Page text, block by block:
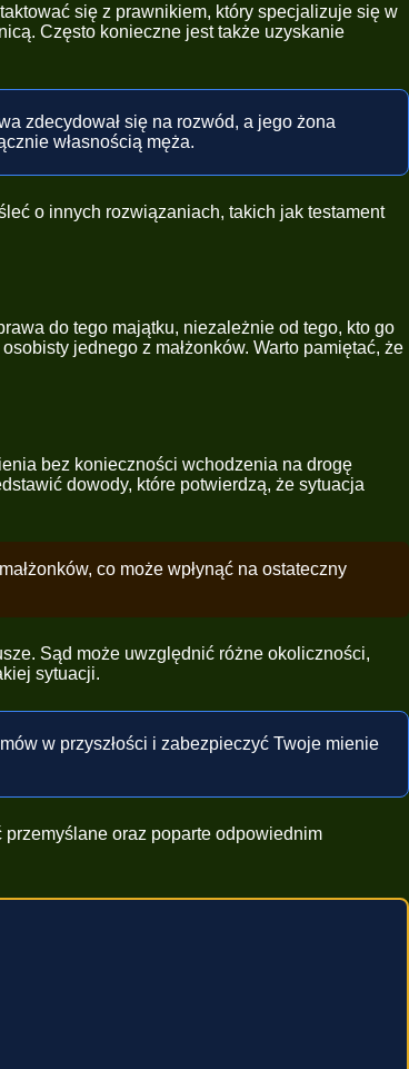
się z prawnikiem, który specjalizuje się w
Często konieczne jest także uzyskanie
zdecydował się na rozwód, a jego żona
własnością męża.
o innych rozwiązaniach, takich jak testament
do tego majątku, niezależnie od tego, kto go
jednego z małżonków. Warto pamiętać, że
bez konieczności wchodzenia na drogę
dowody, które potwierdzą, że sytuacja
co może wpłynąć na ostateczny
Sąd może uwzględnić różne okoliczności,
sytuacji.
w przyszłości i zabezpieczyć Twoje mienie
oraz poparte odpowiednim